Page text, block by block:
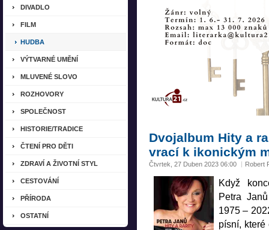
Dvojalbum Hity a
vrací k ikonickým
Čtvrtek, 27 Duben 2023 06:00 Robert
Když
Petra
1975 –
písní,
DIVADLO
FILM
HUDBA
VÝTVARNÉ UMĚNÍ
MLUVENÉ SLOVO
ROZHOVORY
SPOLEČNOST
HISTORIE/TRADICE
ČTENÍ PRO DĚTI
ZDRAVÍ A ŽIVOTNÍ STYL
CESTOVÁNÍ
PŘÍRODA
OSTATNÍ